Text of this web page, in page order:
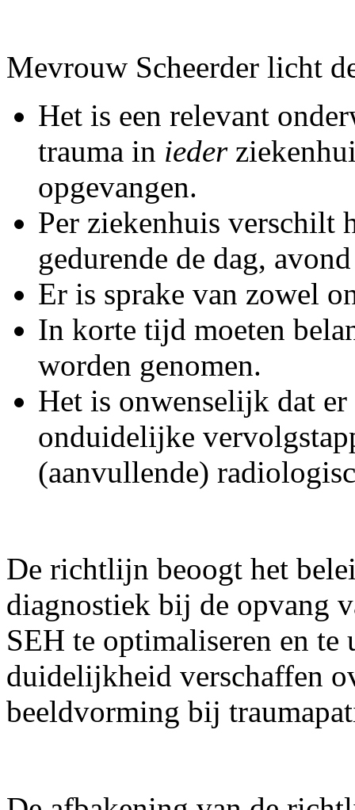
Mevrouw Scheerder licht
Het is een relevant
trauma in ieder
opgevangen.
Per ziekenhuis verschilt
gedurende de dag,
Er is sprake van zowel
In korte tijd moeten
worden genomen.
Het is onwenselijk dat
onduidelijke
(aanvullende)
De richtlijn beoogt het
diagnostiek bij de opvang
SEH te optimaliseren en
duidelijkheid verschaffen
beeldvorming bij